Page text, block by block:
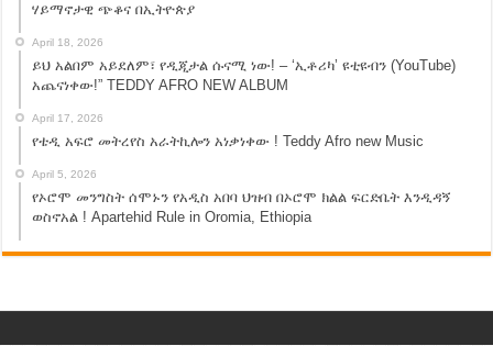
ሃይማኖታዊ ጭቆና በኢትዮጵያ
April 18, 2026
ይህ አልበም አይደለም፣ የዲጂታል ሱናሚ ነው! – ‘ኢቶሪካ’ ዩቲዩብን (YouTube)
አጨናነቀው!” TEDDY AFRO NEW ALBUM
April 17, 2026
የቴዲ አፍሮ መትረየስ አራትኪሎን አነቃነቀው ! Teddy Afro new Music
April 5, 2026
የኦሮሞ መንግስት ሰሞኑን የአዲስ አበባ ህዝብ በኦሮሞ ክልል ፍርድቤት እንዲዳኝ
ወስኖአል ! Apartehid Rule in Oromia, Ethiopia